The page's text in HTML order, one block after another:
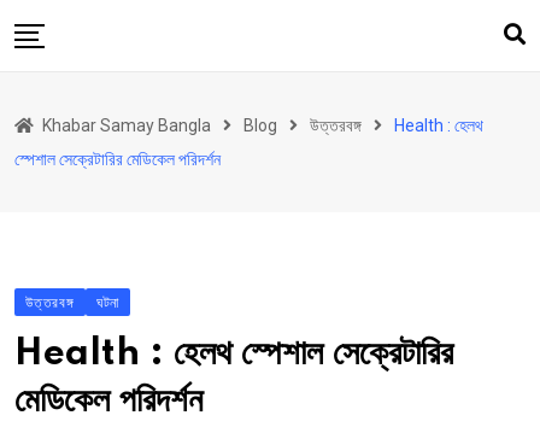
to
উত্তরবঙ্গ
আরও কিছু
Contact
Khabar Samay Hindi
Khabar Samay Bangla Blog উত্তরবঙ্গ
Health : হেলথ
স্পেশাল সেক্রেটারির মেডিকেল পরিদর্শন
উত্তরবঙ্গ ঘটনা
Health : হেলথ স্পেশাল সেক্রেটারির
মেডিকেল পরিদর্শন